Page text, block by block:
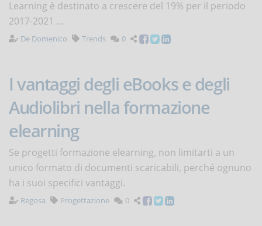
Learning è destinato a crescere del 19% per il periodo
2017-2021 ...
De Domenico Trends 0
I vantaggi degli eBooks e degli
Audiolibri nella formazione
elearning
Se progetti formazione elearning, non limitarti a un
unico formato di documenti scaricabili, perché ognuno
ha i suoi specifici vantaggi.
Regosa Progettazione 0